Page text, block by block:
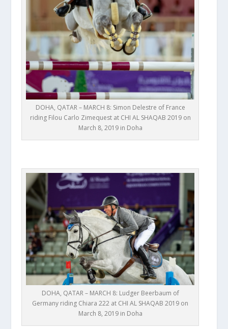
DOHA, QATAR – MARCH 8: Simon Delestre of France
riding Filou Carlo Zimequest at CHI AL SHAQAB 2019 on
March 8, 2019 in Doha
DOHA, QATAR – MARCH 8: Ludger Beerbaum of
Germany riding Chiara 222 at CHI AL SHAQAB 2019 on
March 8, 2019 in Doha